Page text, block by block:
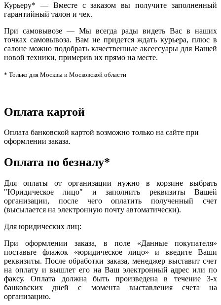
Курьеру* — Вместе с заказом вы получите заполненный
гарантийный талон и чек.
При самовывозе — Мы всегда рады видеть Вас в наших
точках самовывоза. Вам не придется ждать курьера, плюс в
салоне можно подобрать качественные аксессуары для Вашей
новой техники, примерив их прямо на месте.
* Только для Москвы и Московской области
Оплата картой
Оплата банковской картой возможно только на сайте при
оформлении заказа.
Оплата по безналу*
Для оплаты от организации нужно в корзине выбрать
"Юридическое лицо" и заполнить реквизиты Вашей
организации, после чего оплатить полученный счет
(высылается на электронную почту автоматически).
Для юридических лиц:
При оформлении заказа, в поле «Данные покупателя»
поставьте флажок «юридическое лицо» и введите Ваши
реквизиты. После обработки заказа, менеджер выставит счет
на оплату и вышлет его на Ваш электронный адрес или по
факсу. Оплата должна быть произведена в течение 3-х
банковских дней с момента выставления счета на
организацию.